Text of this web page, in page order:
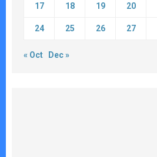
17 18 19 20
24 25 26 27
« Oct Dec »